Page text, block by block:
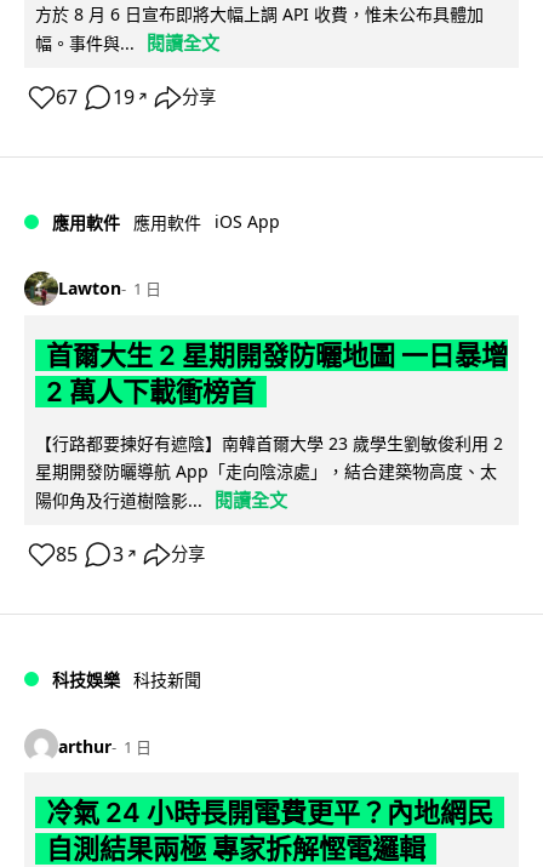
方於 8 月 6 日宣布即將大幅上調 API 收費，惟未公布具體加
幅。事件與...
閱讀全文
67 19 ↗ 分享
應用軟件 應用軟件 iOS App
Lawton 1 日
首爾大生 2 星期開發防曬地圖 一日暴增
2 萬人下載衝榜首
【行路都要揀好有遮陰】南韓首爾大學 23 歲學生劉敏俊利用 2
星期開發防曬導航 App「走向陰涼處」，結合建築物高度、太
陽仰角及行道樹陰影...
閱讀全文
85 3 ↗ 分享
科技娛樂 科技新聞
arthur 1 日
冷氣 24 小時長開電費更平？內地網民
自測結果兩極 專家拆解慳電邏輯